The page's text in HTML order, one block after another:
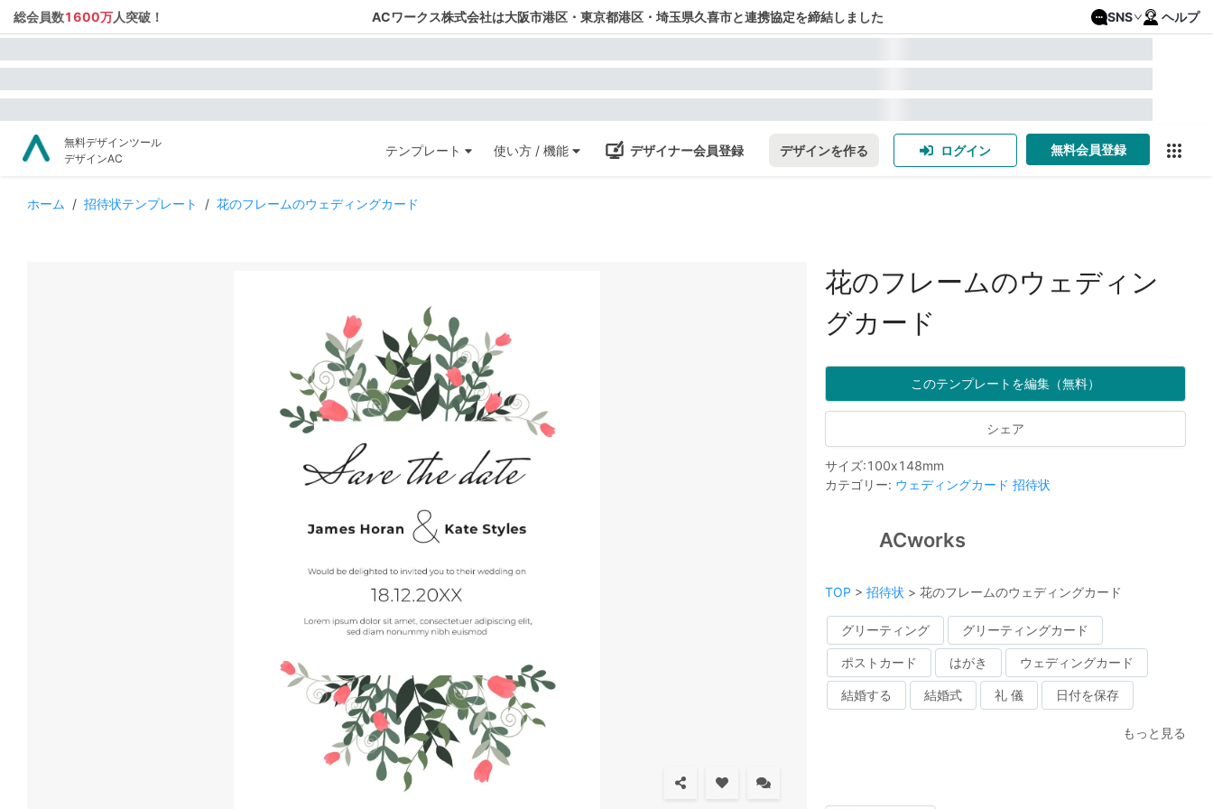
総会員数1600万人突破！ ACワークス株式会社は大阪市港区・東京都港区・埼玉県久喜市と連携協定を締結しました SNS ヘルプ
無料デザインツール
デザインAC
テンプレート 使い方 / 機能 デザイナー会員登録 デザインを作る ログイン 無料会員登録
ホーム / 招待状テンプレート / 花のフレームのウェディングカード
花のフレームのウェディン
グカード
このテンプレートを編集（無料）
シェア
サイズ:100x148mm
カテゴリー: ウェディングカード 招待状
ACworks
TOP > 招待状 > 花のフレームのウェディングカード
グリーティング グリーティングカード
ポストカード はがき ウェディングカード
結婚する 結婚式 礼 儀 日付を保存
もっと見る